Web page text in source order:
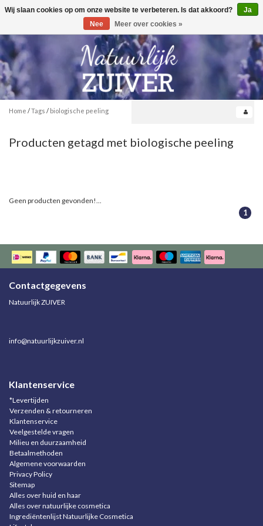
Toggle
0
Home /Tags / biologische peeling
Producten getagd met biologische peeling
Geen producten gevonden!...
1
Contactgegevens
Natuurlijk ZUIVER
info@natuurlijkzuiver.nl
Klantenservice
*Levertijden
Verzenden & retourneren
Klantenservice
Veelgestelde vragen
Milieu en duurzaamheid
Betaalmethoden
Algemene voorwaarden
Privacy Policy
Sitemap
Alles over huid en haar
Alles over natuurlijke cosmetica
Ingrediëntenlijst Natuurlijke Cosmetica
Wij slaan cookies op om onze website te verbeteren. Is dat akkoord?
Ja
Nee
Meer over cookies »